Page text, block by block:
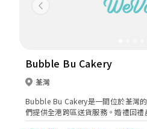
Previous
Bubble Bu Cakery
荃灣
Bubble Bu Cakery是一間位於荃灣
們提供全港跨區送貨服務。婚禮回
等。我們人氣產品芝士撻亦可貼上